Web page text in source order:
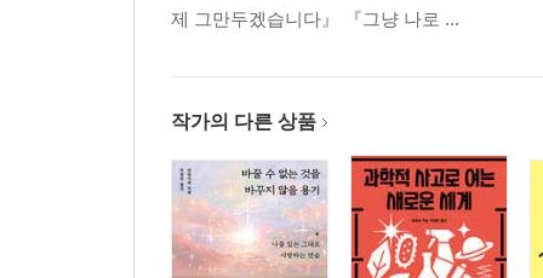
제 그만두겠습니다』 『그냥 나로 ...
작가의 다른 상품